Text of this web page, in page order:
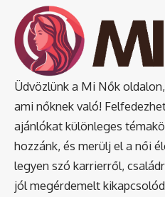
Üdvözlünk a Mi Nők
ami nőknek való!
ajánlókat különleges
hozzánk, és merülj el a női
legyen szó karrierről,
jól megérdemelt